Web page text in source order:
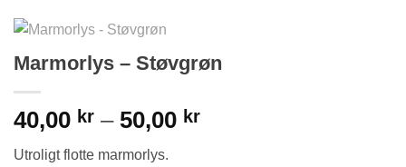
Marmorlys – Støvgrøn
40,00 kr – 50,00 krPrisinterval:
Utroligt flotte marmorlys.